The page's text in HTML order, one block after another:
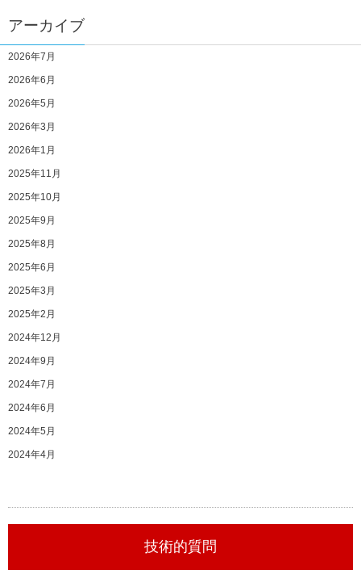
アーカイブ
2026年7月
2026年6月
2026年5月
2026年3月
2026年1月
2025年11月
2025年10月
2025年9月
2025年8月
2025年6月
2025年3月
2025年2月
2024年12月
2024年9月
2024年7月
2024年6月
2024年5月
2024年4月
技術的質問